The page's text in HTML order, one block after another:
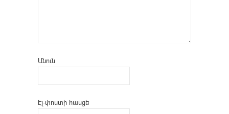
Անուն
Էլ-փոստի հասցե